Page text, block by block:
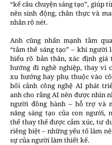
“kể câu chuyện sáng tạo”, giúp
nên sinh động, chân thực và
nhân rõ nét.
Anh cũng nhấn mạnh tầm
“tâm thế sáng tạo” – khi người
hiểu rõ bản thân, xác định
hướng đi nghề nghiệp, thay vì
xu hướng hay phụ thuộc vào
bối cảnh công nghệ AI phát
anh cho rằng AI nên được nhìn
người đồng hành – hỗ trợ và
năng sáng tạo của con người,
thể thay thế được cảm xúc, tư
riêng biệt – những yếu tố làm
sự của người làm thiết kế.